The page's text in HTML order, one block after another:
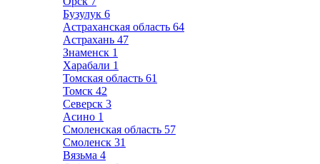
Бузулук 6
Астраханская область 64
Астрахань 47
Знаменск 1
Харабали 1
Томская область 61
Томск 42
Северск 3
Асино 1
Смоленская область 57
Смоленск 31
Вязьма 4